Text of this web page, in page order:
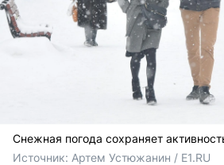
Снежная погода сохраняет
Источник: Артем Устюжанин / E1.RU